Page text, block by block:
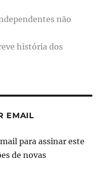
não
história dos
EMAIL
para assinar este
de novas